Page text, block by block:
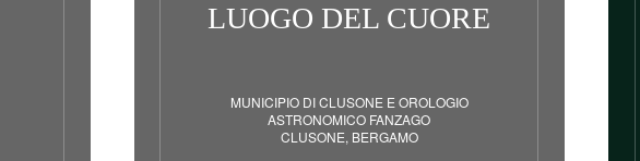
LUOGO DEL CUORE
MUNICIPIO DI CLUSONE E OROLOGIO
ASTRONOMICO FANZAGO
CLUSONE, BERGAMO